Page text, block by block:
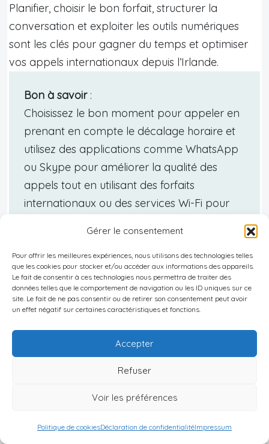
Gérer le consentement
Pour offrir les meilleures expériences, nous utilisons des technologies telles
que les cookies pour stocker et/ou accéder aux informations des appareils.
Le fait de consentir à ces technologies nous permettra de traiter des
données telles que le comportement de navigation ou les ID uniques sur ce
site. Le fait de ne pas consentir ou de retirer son consentement peut avoir
un effet négatif sur certaines caractéristiques et fonctions.
Accepter
Refuser
Voir les préférences
Politique de cookiesDéclaration de confidentialitéImpressum
Planifier, choisir le bon forfait, structurer la
conversation et exploiter les outils numériques
sont les clés pour gagner du temps et optimiser
vos appels internationaux depuis l’Irlande.
Bon à savoir:
Choisissez le bon moment pour appeler en
prenant en compte le décalage horaire et
utilisez des applications comme WhatsApp
ou Skype pour améliorer la qualité des
appels tout en utilisant des forfaits
internationaux ou des services Wi-Fi pour
réguliers et fixez des durées pour éviter que
les conversations ne s’étendent trop
longtemps, en structurant les échanges
pour qu’ils restent personnels et efficaces.
Prêt à transformer votre rêve d’expatriation
en réalité? Profitez de mon expertise pour
de votre projet, depuis le choix du pays